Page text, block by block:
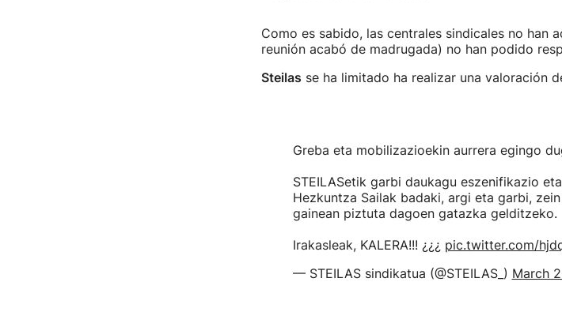
Como es sabido, las centrales sindicales no han
reunión acabó de madrugada) no han podido
Steilas se ha limitado ha realizar una valoración
Greba eta mobilizazioekin aurrera egingo
STEILASetik garbi daukagu eszenifikazio
Hezkuntza Sailak badaki, argi eta garbi,
gainean piztuta dagoen gatazka gelditzeko.
Irakasleak, KALERA!!! ¿¿¿ pic.twitter.com/
— STEILAS sindikatua (@STEILAS_) March